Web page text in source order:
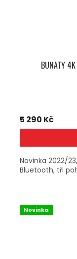
BUNATY
5 290 Kč
Novinka 2022/
Bluetooth, tři
Novinka